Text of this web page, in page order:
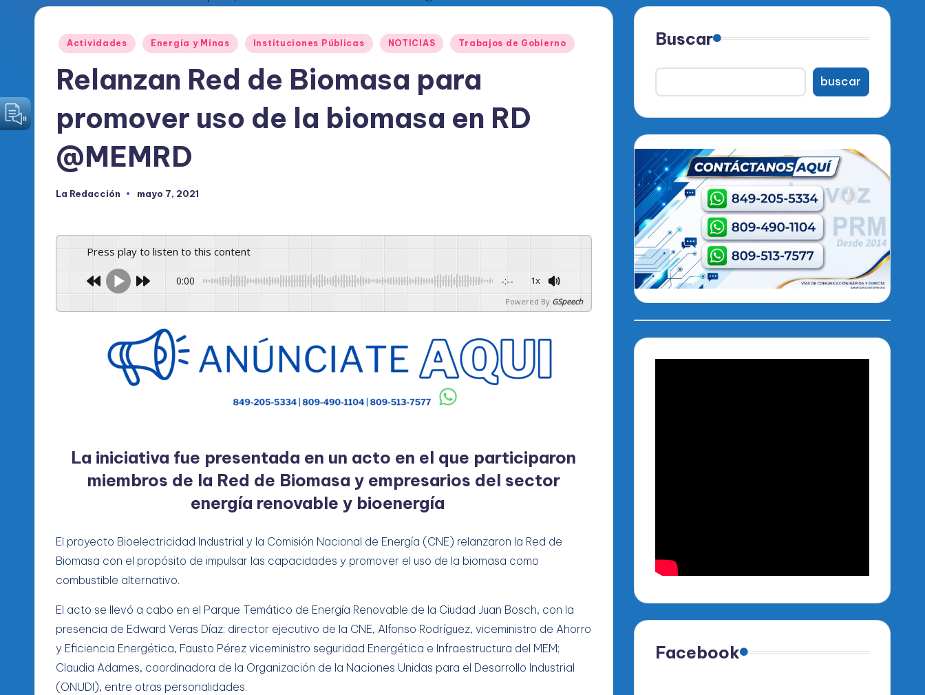
O
Publicado
Actividades Energía y Minas Instituciones Públicas NOTICIAS Trabajos de Gobierno
Relanzan Red de Biomasa para
promover uso de la biomasa en RD
@MEMRD
Publicado
La Redacción mayo 7, 2021
Press play to listen to this content
0:00 -:-- 1x
Powered By GSpeech
La iniciativa fue presentada en un acto en el que participaron
miembros de la Red de Biomasa y empresarios del sector
energía renovable y bioenergía
El proyecto Bioelectricidad Industrial y la Comisión Nacional de Energía (CNE) relanzaron la Red de
Biomasa con el propósito de impulsar las capacidades y promover el uso de la biomasa como
combustible alternativo.
El acto se llevó a cabo en el Parque Temático de Energía Renovable de la Ciudad Juan Bosch, con la
presencia de Edward Veras Díaz; director ejecutivo de la CNE, Alfonso Rodríguez, viceministro de Ahorro
y Eficiencia Energética, Fausto Pérez viceministro seguridad Energética e Infraestructura del MEM;
Claudia Adames, coordinadora de la Organización de la Naciones Unidas para el Desarrollo Industrial
(ONUDI), entre otras personalidades.
Buscar
buscar
Facebook